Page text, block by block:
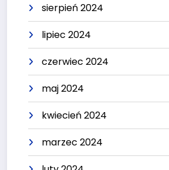
sierpień 2024
lipiec 2024
czerwiec 2024
maj 2024
kwiecień 2024
marzec 2024